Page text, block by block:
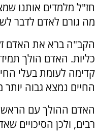
חז"ל מלמדים אותנו
מה גורם לאדם לדבר
הקב"ה ברא את האדם
כליות. האדם הולך
קדימה לעומת בעלי
החיים נמצא גבוה
האדם ההולך עם
רבים, ולכן הסיכויים